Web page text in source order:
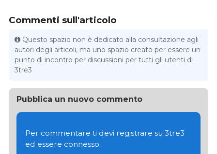
Commenti sull'articolo
Questo spazio non è dedicato alla consultazione agli
autori degli articoli, ma uno spazio creato per essere un
punto di incontro per discussioni per tutti gli utenti di
3tre3
Pubblica un nuovo commento
Per commentare ti devi registrare su 3tre3
ed essere connesso.